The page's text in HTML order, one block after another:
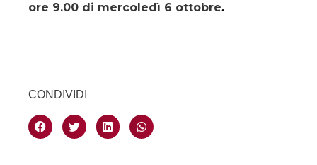
ore 9.00 di mercoledì 6 ottobre.
CONDIVIDI